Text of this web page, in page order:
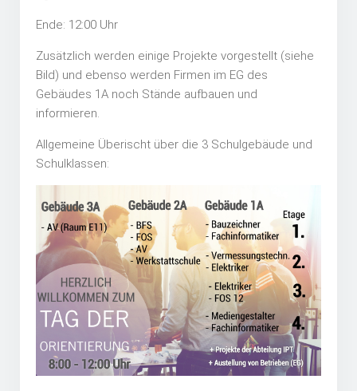
Ende: 12:00 Uhr
Zusätzlich werden einige Projekte vorgestellt (siehe
Bild) und ebenso werden Firmen im EG des
Gebäudes 1A noch Stände aufbauen und
informieren.
Allgemeine Überischt über die 3 Schulgebäude und
Schulklassen: